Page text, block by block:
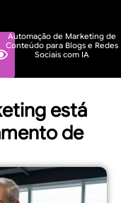
Automação de Marketing de
Conteúdo para Blogs e Redes
Sociais com IA
está
de